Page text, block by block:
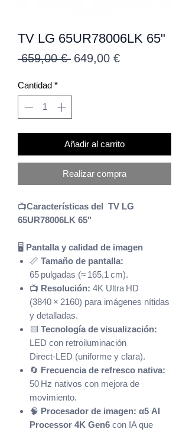
TV LG 65UR78006LK 65"
659,00 € Precio
649,00 €Precio
Cantidad *
Añadir al carrito
Realizar compra
📺Características del TV LG
65UR78006LK 65"
🖥️ Pantalla y calidad de imagen
📏 Tamaño de pantalla:
65 pulgadas (≈ 165,1 cm).
📺 Resolución: 4K Ultra HD
(3840 × 2160) para imágenes nítidas
y detalladas.
🟨 Tecnología de visualización:
LED con retroiluminación
Direct‑LED (uniforme y clara).
🔄 Frecuencia de refresco nativa:
50 Hz nativos con mejora de
movimiento.
🧠 Procesador de imagen: α5 AI
Processor 4K Gen6 con IA que